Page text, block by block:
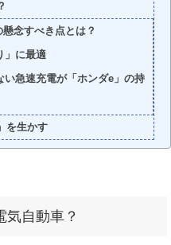
念すべき点とは？
」に最適
急速充電が「ホンダe」の持
を生かす
気自動車？